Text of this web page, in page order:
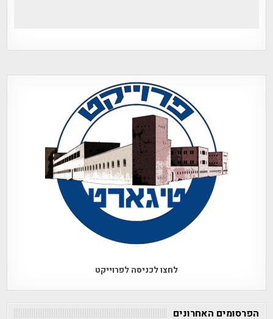
לחצו לכניסה לפרוייקט
הפרסומים האחרונים